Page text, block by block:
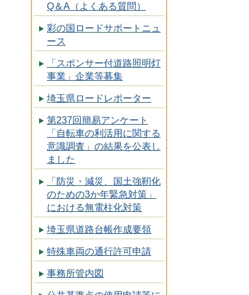
Q＆A（よくある質問）
彩の国ロードサポートニュ
ース
「スポンサー付道路照明灯
事業」企業等募集
埼玉県ロードレポーター
第237回簡易アンケート
「自転車の利活用に関する
意識調査」の結果を公表し
ました
「防災・減災、国土強靭化
のための3か年緊急対策」
における無電柱化対策
埼玉県道路台帳作成要領
特殊車両の通行許可申請
事務所管内図